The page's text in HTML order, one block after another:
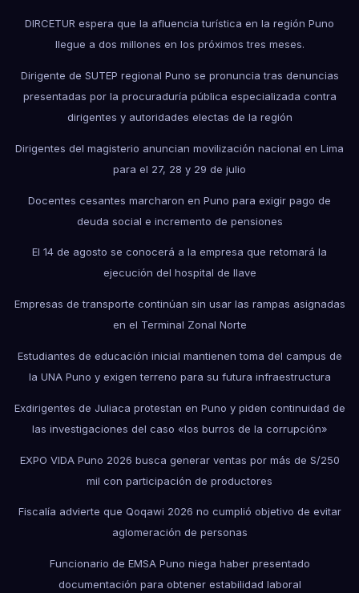
DIRCETUR espera que la afluencia turística en la región Puno
llegue a dos millones en los próximos tres meses.
Dirigente de SUTEP regional Puno se pronuncia tras denuncias
presentadas por la procuraduría pública especializada contra
dirigentes y autoridades electas de la región
Dirigentes del magisterio anuncian movilización nacional en Lima
para el 27, 28 y 29 de julio
Docentes cesantes marcharon en Puno para exigir pago de
deuda social e incremento de pensiones
El 14 de agosto se conocerá a la empresa que retomará la
ejecución del hospital de Ilave
Empresas de transporte continúan sin usar las rampas asignadas
en el Terminal Zonal Norte
Estudiantes de educación inicial mantienen toma del campus de
la UNA Puno y exigen terreno para su futura infraestructura
Exdirigentes de Juliaca protestan en Puno y piden continuidad de
las investigaciones del caso «los burros de la corrupción»
EXPO VIDA Puno 2026 busca generar ventas por más de S/250
mil con participación de productores
Fiscalía advierte que Qoqawi 2026 no cumplió objetivo de evitar
aglomeración de personas
Funcionario de EMSA Puno niega haber presentado
documentación para obtener estabilidad laboral